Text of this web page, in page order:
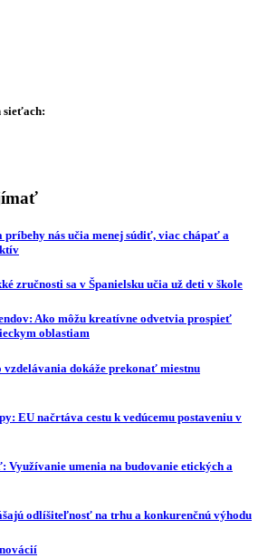
sieťach:
príbehy nás učia menej súdiť, viac chápať a
zručnosti sa v Španielsku učia už deti v škole
Ako môžu kreatívne odvetvia prospieť
oblastiam
dokáže prekonať miestnu
EU načrtáva cestu k vedúcemu postaveniu v
Využívanie umenia na budovanie etických a
odlíšiteľnosť na trhu a konkurenčnú výhodu